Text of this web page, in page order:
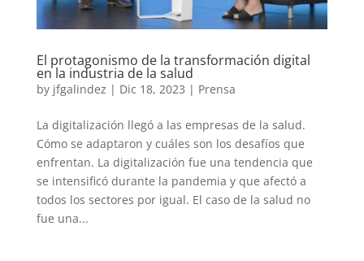
El protagonismo de la transformación digital
en la industria de la salud
by jfgalindez | Dic 18, 2023 | Prensa
La digitalización llegó a las empresas de la salud.
Cómo se adaptaron y cuáles son los desafíos que
enfrentan. La digitalización fue una tendencia que
se intensificó durante la pandemia y que afectó a
todos los sectores por igual. El caso de la salud no
fue una...